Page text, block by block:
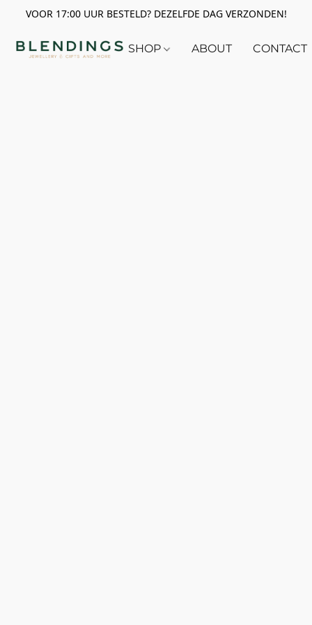
VOOR 17:00 UUR BESTELD? DEZELFDE DAG VERZONDEN!
SHOP ABOUT CONTACT